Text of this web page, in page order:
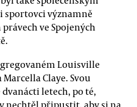
sportovci významně
ve Spojených
Louisville
Claye. Svou
letech, po té,
nechtěl připustit, aby si na